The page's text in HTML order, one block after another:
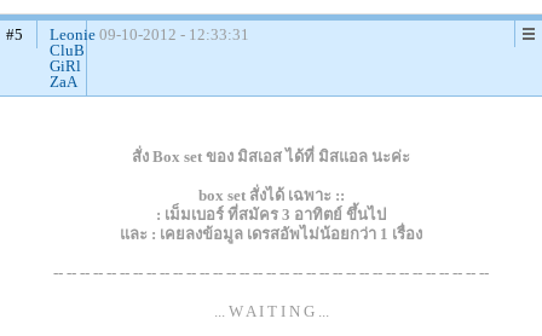
#5
Leonie
CluB
GiRl
ZaA
09-10-2012 - 12:33:31
สั่ง Box set ของ มิสเอส ได้ที่ มิสแอล นะค่ะ
box set สั่งได้ เฉพาะ ::
: เม็มเบอร์ ที่สมัคร 3 อาทิตย์ ขึ้นไป
และ : เคยลงข้อมูล เดรสอัพไม่น้อยกว่า 1 เรื่อง
-- -- -- -- -- -- -- -- -- -- -- -- -- -- -- -- -- -- -- -- -- -- -- -- -- -- -- -- -- -- -- -- --
... W A I T I N G ...